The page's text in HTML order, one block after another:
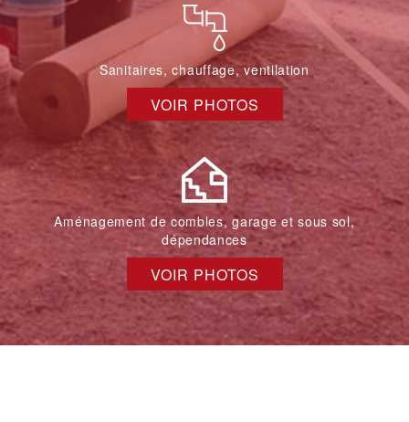
Sanitaires, chauffage, ventilation
VOIR PHOTOS
Aménagement de combles, garage et sous sol,
dépendances
VOIR PHOTOS